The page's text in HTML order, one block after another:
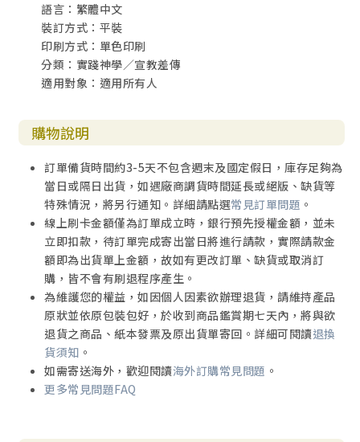
語言：繁體中文
裝訂方式：平裝
印刷方式：單色印刷
分類：實踐神學／宣教差傳
適用對象：適用所有人
購物說明
訂單備貨時間約3-5天不包含週末及國定假日，庫存足夠為
當日或隔日出貨，如遇廠商調貨時間延長或絕版、缺貨等
特殊情況，將另行通知。詳細請點選常見訂單問題 。
線上刷卡金額僅為訂單成立時，銀行預先授權金額，並未
立即扣款，待訂單完成寄出當日將進行請款，實際請款金
額即為出貨單上金額，故如有更改訂單、缺貨或取消訂
購，皆不會有刷退程序產生。
為維護您的權益，如因個人因素欲辦理退貨，請維持產品
原狀並依原包裝包好，於收到商品鑑賞期七天內，將與欲
退貨之商品、紙本發票及原出貨單寄回。詳細可閱讀退換
貨須知 。
如需寄送海外，歡迎閱讀海外訂購常見問題 。
更多常見問題FAQ